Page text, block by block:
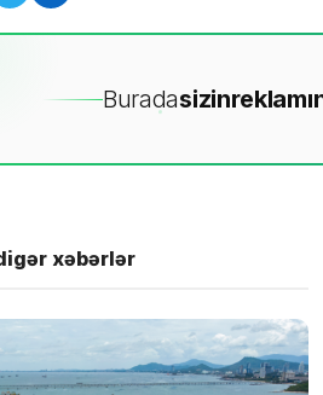
Buradasizin
xəbərlər